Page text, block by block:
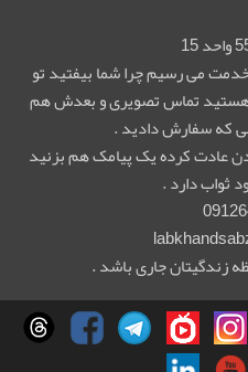
می رسیم چرا شما بیفتید تو
تماس تصویری و بعدش هم
که سفارش دادید .
عادت کرده یک پیامک هم بزنید
ثواب دارد .
زندگیتان جاری باشد .